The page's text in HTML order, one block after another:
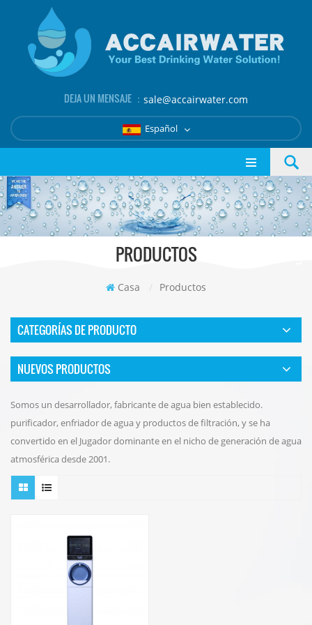
DEJA UN MENSAJE ： sale@accairwater.com
Español
PRODUCTOS
Casa / Productos
CATEGORÍAS DE PRODUCTO
NUEVOS PRODUCTOS
Somos un desarrollador, fabricante de agua bien establecido.
purificador, enfriador de agua y productos de filtración, y se ha
convertido en el Jugador dominante en el nicho de generación de agua
atmosférica desde 2001.